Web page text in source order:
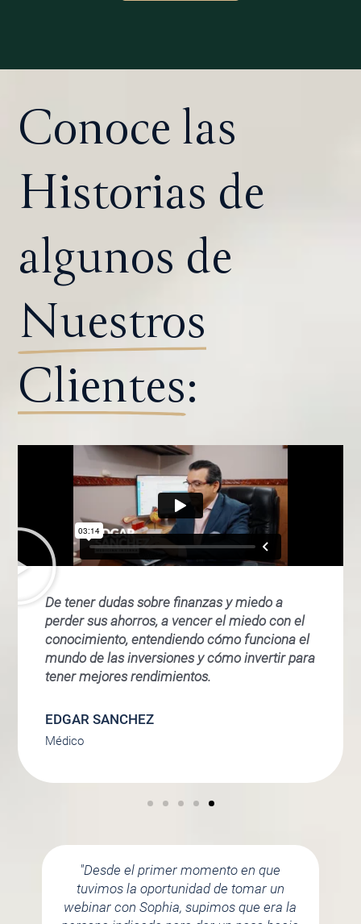
Conoce las
Historias de
algunos de
Nuestros
Clientes:
De tener dudas sobre finanzas y miedo a
perder sus ahorros, a vencer el miedo con el
conocimiento, entendiendo cómo funciona el
mundo de las inversiones y cómo invertir para
tener mejores rendimientos.
EDGAR SANCHEZ
Médico
"Desde el primer momento en que
tuvimos la oportunidad de tomar un
webinar con Sophia, supimos que era la